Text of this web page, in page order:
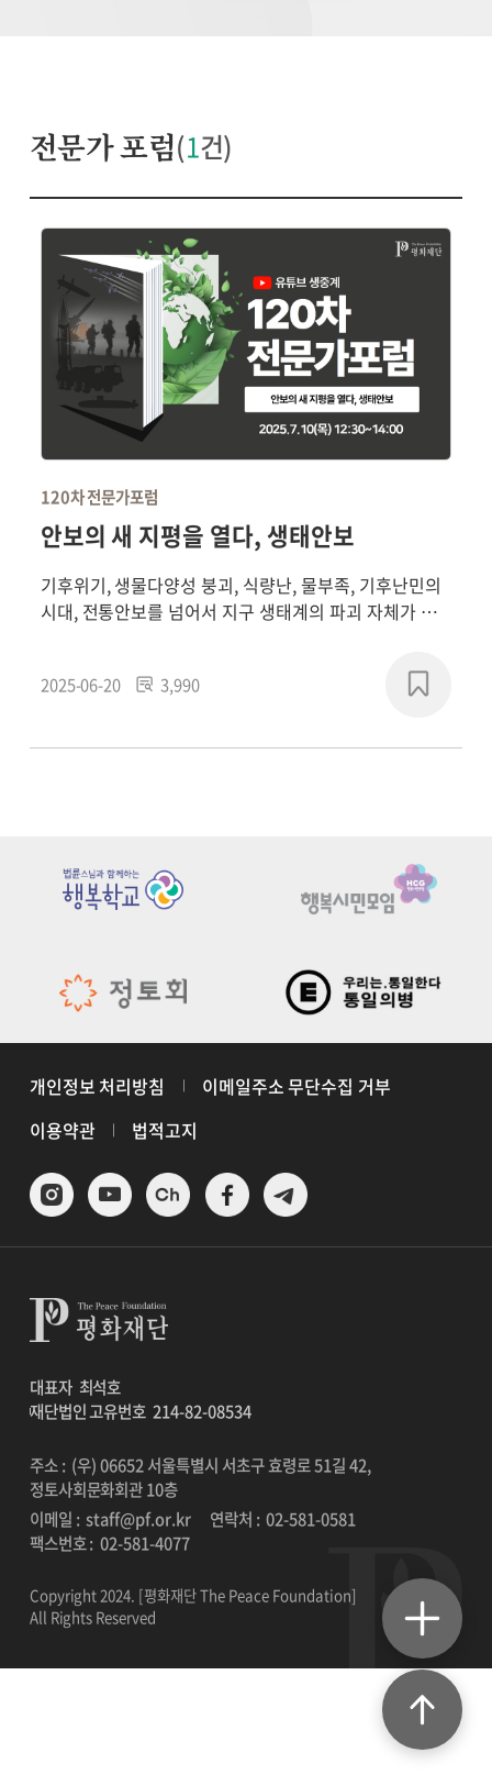
전문가 포럼(1건)
120차 전문가포럼
안보의 새 지평을 열다, 생태안보
기후위기, 생물다양성 붕괴, 식량난, 물부족, 기후난민의
시대, 전통안보를 넘어서 지구 생태계의 파괴 자체가 인
2025-06-20 3,990
개인정보 처리방침
이메일주소 무단수집 거부
이용약관
법적고지
대표자 최석호
재단법인 고유번호214-82-08534
주소 : (우) 06652 서울특별시 서초구 효령로 51길 42,
정토사회문화회관 10층
이메일 :staff@pf.or.kr 연락처 :02-581-0581
팩스번호 :02-581-4077
Copyright 2024. [평화재단 The Peace Foundation]
All Rights Reserved